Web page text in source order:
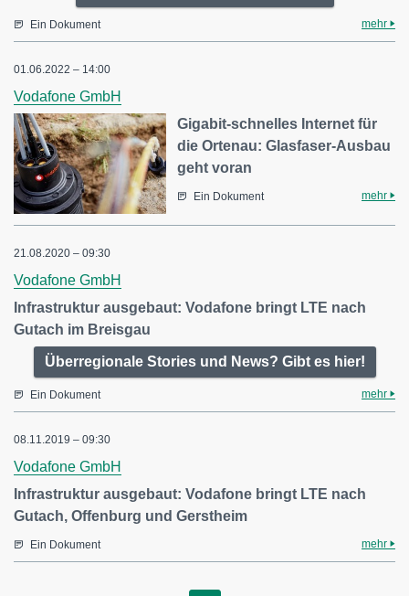
Ein Dokument mehr
01.06.2022 – 14:00
Vodafone GmbH
Gigabit-schnelles Internet für
die Ortenau: Glasfaser-Ausbau
geht voran
Ein Dokument mehr
21.08.2020 – 09:30
Vodafone GmbH
Infrastruktur ausgebaut: Vodafone bringt LTE nach
Gutach im Breisgau
Überregionale Stories und News? Gibt es hier!
Ein Dokument mehr
08.11.2019 – 09:30
Vodafone GmbH
Infrastruktur ausgebaut: Vodafone bringt LTE nach
Gutach, Offenburg und Gerstheim
Ein Dokument mehr